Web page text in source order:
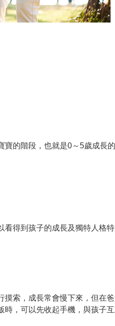
的階段，也就是0～5歲成長的
得到孩子的成長及獨特人格特
摸索，成長常會慢下來，但在
，可以先收起手機，與孩子